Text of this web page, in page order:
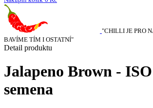
"CHILLI JE PRO
BAVÍME TÍM I OSTATNÍ"
Detail produktu
Jalapeno Brown -
semena